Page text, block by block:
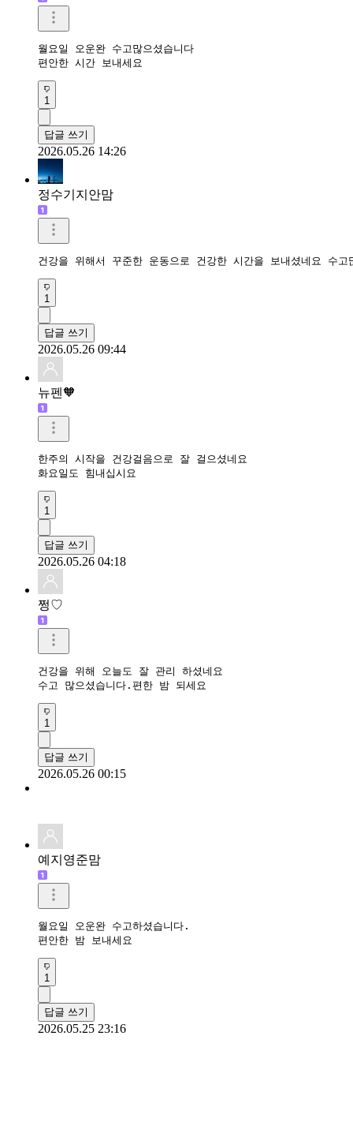
월요일 오운완 수고많으셨습니다
편안한 시간 보내세요
1
답글 쓰기
2026.05.26 14:26
정수기지안맘
건강을 위해서 꾸준한 운동으로 건강한 시간을 보내셨네요 수
1
답글 쓰기
2026.05.26 09:44
뉴펜🧡
한주의 시작을 건강걸음으로 잘 걸으셨네요
화요일도 힘내십시요
1
답글 쓰기
2026.05.26 04:18
쩡♡
건강을 위해 오늘도 잘 관리 하셨네요
수고 많으셨습니다.편한 밤 되세요
1
답글 쓰기
2026.05.26 00:15
예지영준맘
월요일 오운완 수고하셨습니다.
편안한 밤 보내세요
1
답글 쓰기
2026.05.25 23:16